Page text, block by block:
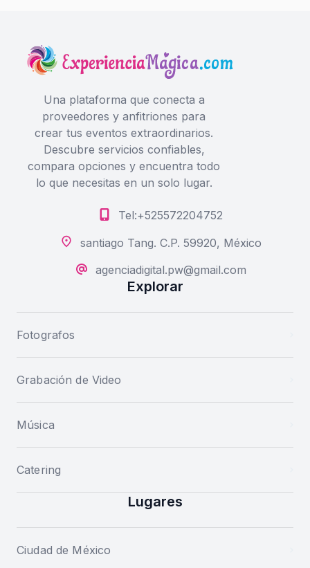
Una plataforma que conecta a
proveedores y anfitriones para
crear tus eventos extraordinarios.
Descubre servicios confiables,
compara opciones y encuentra todo
lo que necesitas en un solo lugar.
Tel:+525572204752
santiago Tang. C.P. 59920, México
agenciadigital.pw@gmail.com
Explorar
Fotografos
Grabación de Video
Música
Catering
Lugares
Ciudad de México